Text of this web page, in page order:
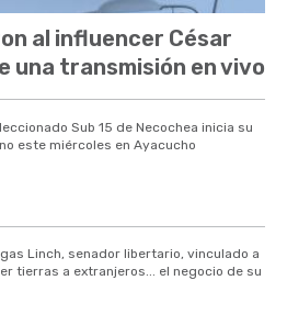
al influencer César
una transmisión en vivo
Sub 15 de Necochea inicia su
este miércoles en Ayacucho
Linch, senador libertario, vinculado a
tierras a extranjeros... el negocio de su